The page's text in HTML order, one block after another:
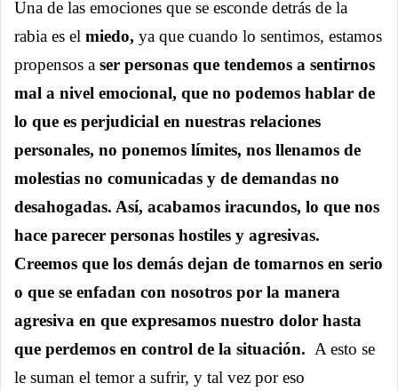
Una de las emociones que se esconde detrás de la
rabia es el miedo, ya que cuando lo sentimos, estamos
propensos a ser personas que tendemos a sentirnos
mal a nivel emocional, que no podemos hablar de
lo que es perjudicial en nuestras relaciones
personales, no ponemos límites, nos llenamos de
molestias no comunicadas y de demandas no
desahogadas. Así, acabamos iracundos, lo que nos
hace parecer personas hostiles y agresivas.
Creemos que los demás dejan de tomarnos en serio
o que se enfadan con nosotros por la manera
agresiva en que expresamos nuestro dolor hasta
que perdemos en control de la situación. A esto se
le suman el temor a sufrir, y tal vez por eso